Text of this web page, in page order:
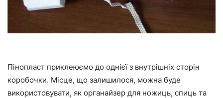
Пінопласт приклеюємо до однієї з внутрішніх сторін
коробочки. Місце, що залишилося, можна буде
використовувати, як органайзер для ножиць, спиць та